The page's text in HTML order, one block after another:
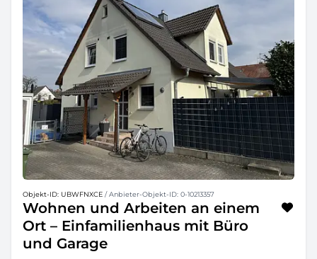
Objekt-ID: UBWFNXCE / Anbieter-Objekt-ID: 0-10213357
Wohnen und Arbeiten an einem
Ort – Einfamilienhaus mit Büro
und Garage